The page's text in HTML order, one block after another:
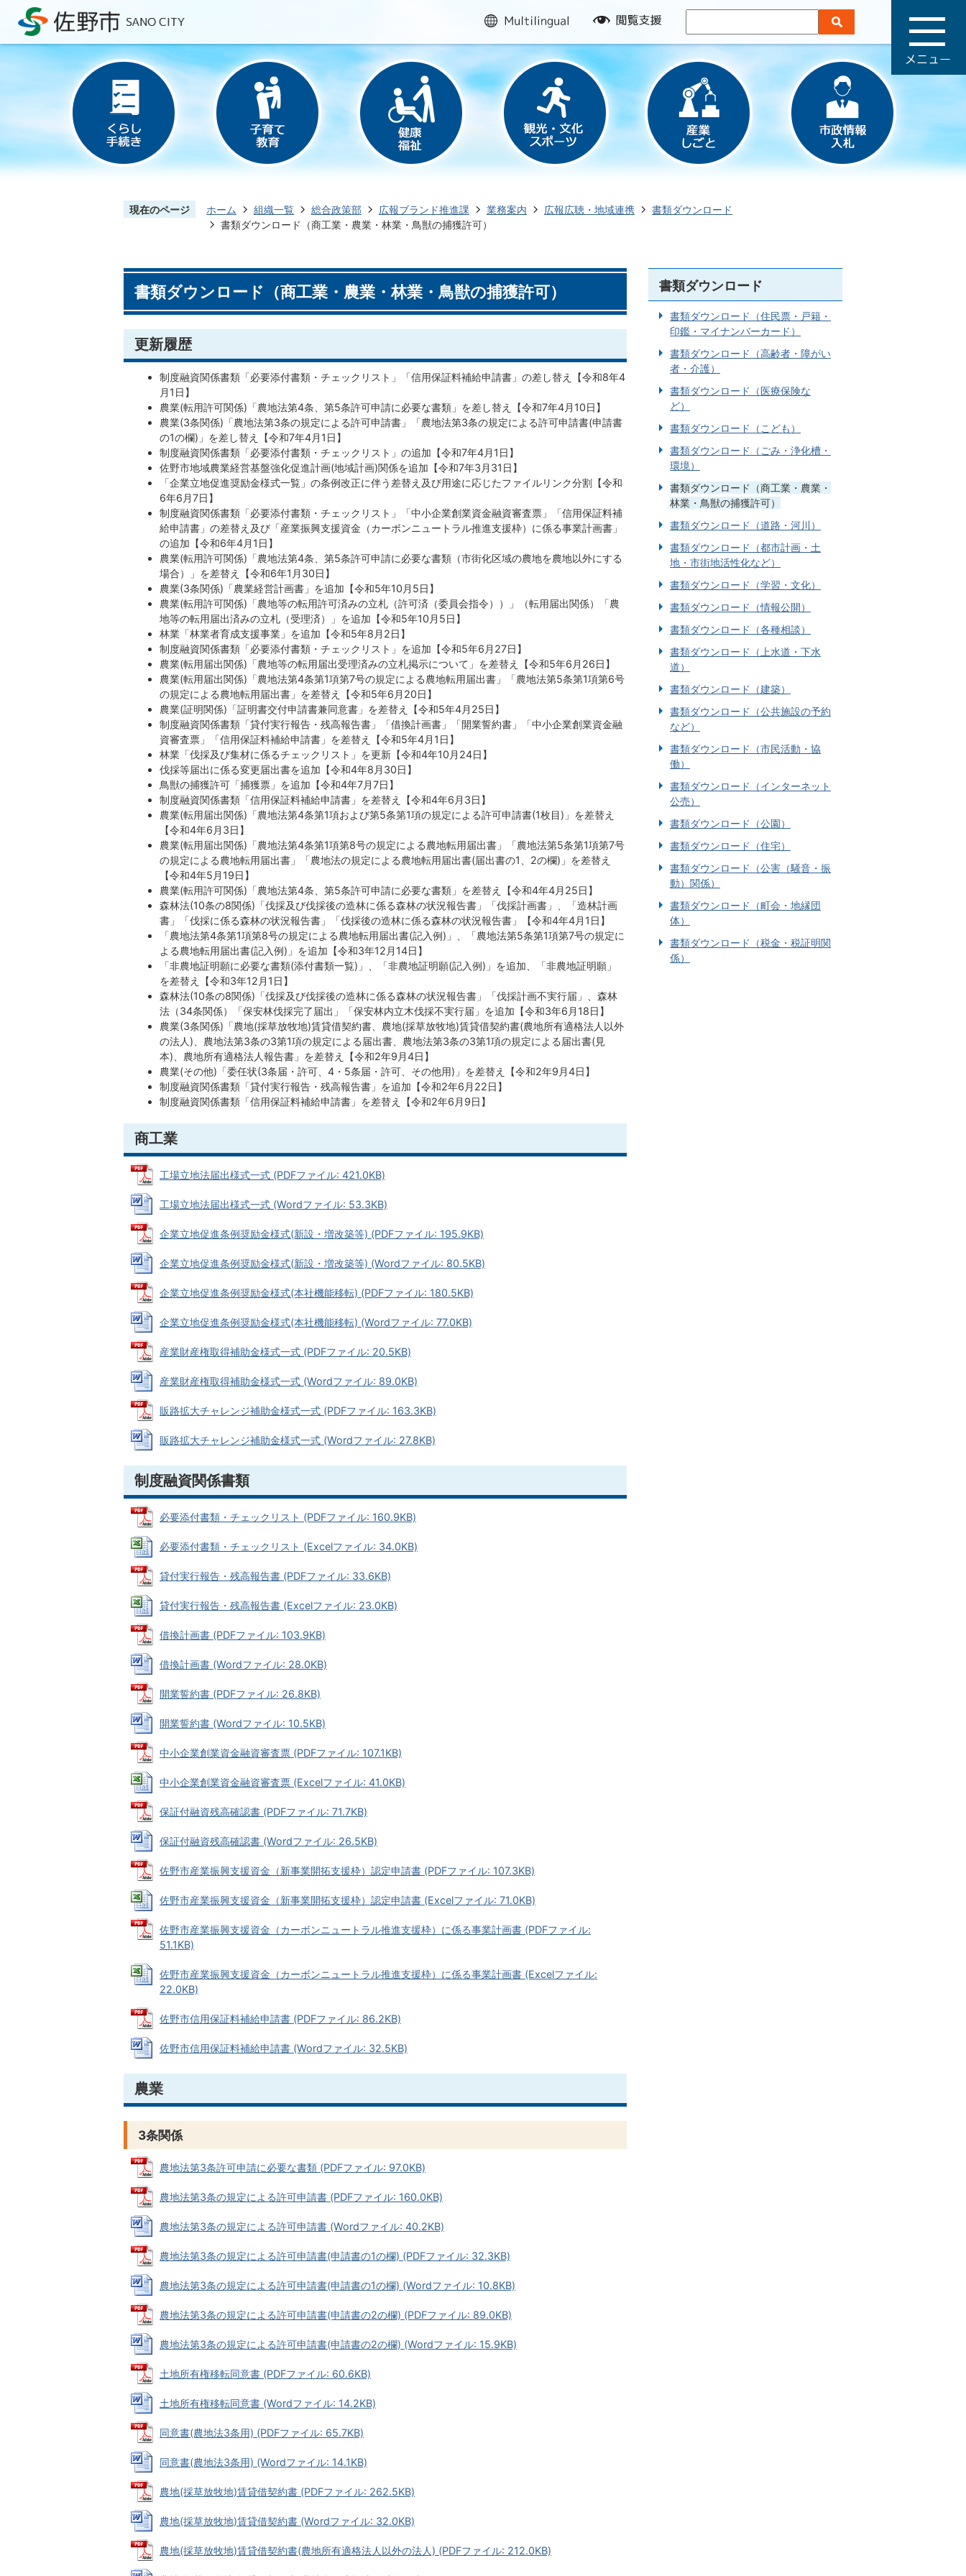
multilingual
閲
援
現在のページ ホーム 組織一覧 総合政策部 広報ブランド推進課 業務案内 広報広聴・地域連携
書類ダウンロード
書類ダウンロード（商工業・農業・林業・鳥獣の捕獲許可）
書類ダウンロード（商工業・農業・林業・鳥獣の捕獲許可）
更新履歴
制度融資関係書類「必要添付書類・チェックリスト」「信用保証料補給申請書」の差し替え【令和8年4
月1日】
農業(転用許可関係)「農地法第4条、第5条許可申請に必要な書類」を差し替え【令和7年4月10日】
農業(3条関係)「農地法第3条の規定による許可申請書」「農地法第3条の規定による許可申請書(申請書
の1の欄)」を差し替え【令和7年4月1日】
制度融資関係書類「必要添付書類・チェックリスト」の追加【令和7年4月1日】
佐野市地域農業経営基盤強化促進計画(地域計画)関係を追加【令和7年3月31日】
「企業立地促進奨励金様式一覧」の条例改正に伴う差替え及び用途に応じたファイルリンク分割【令和
6年6月7日】
制度融資関係書類「必要添付書類・チェックリスト」「中小企業創業資金融資審査票」「信用保証料補
給申請書」の差替え及び「産業振興支援資金（カーボンニュートラル推進支援枠）に係る事業計画書」
の追加【令和6年4月1日】
農業(転用許可関係)「農地法第4条、第5条許可申請に必要な書類（市街化区域の農地を農地以外にする
場合）」を差替え【令和6年1月30日】
農業(3条関係)「農業経営計画書」を追加【令和5年10月5日】
農業(転用許可関係)「農地等の転用許可済みの立札（許可済（委員会指令））」（転用届出関係）「農
地等の転用届出済みの立札（受理済）」を追加【令和5年10月5日】
林業「林業者育成支援事業」を追加【令和5年8月2日】
制度融資関係書類「必要添付書類・チェックリスト」を追加【令和5年6月27日】
農業(転用届出関係)「農地等の転用届出受理済みの立札掲示について」を差替え【令和5年6月26日】
農業(転用届出関係)「農地法第4条第1項第7号の規定による農地転用届出書」「農地法第5条第1項第6号
の規定による農地転用届出書」を差替え【令和5年6月20日】
農業(証明関係)「証明書交付申請書兼同意書」を差替え【令和5年4月25日】
制度融資関係書類「貸付実行報告・残高報告書」「借換計画書」「開業誓約書」「中小企業創業資金融
資審査票」「信用保証料補給申請書」を差替え【令和5年4月1日】
林業「伐採及び集材に係るチェックリスト」を更新【令和4年10月24日】
伐採等届出に係る変更届出書を追加【令和4年8月30日】
鳥獣の捕獲許可「捕獲票」を追加【令和4年7月7日】
制度融資関係書類「信用保証料補給申請書」を差替え【令和4年6月3日】
農業(転用届出関係)「農地法第4条第1項および第5条第1項の規定による許可申請書(1枚目)」を差替え
【令和4年6月3日】
農業(転用届出関係)「農地法第4条第1項第8号の規定による農地転用届出書」「農地法第5条第1項第7号
の規定による農地転用届出書」「農地法の規定による農地転用届出書(届出書の1、2の欄)」を差替え
【令和4年5月19日】
農業(転用許可関係)「農地法第4条、第5条許可申請に必要な書類」を差替え【令和4年4月25日】
森林法(10条の8関係)「伐採及び伐採後の造林に係る森林の状況報告書」「伐採計画書」、「造林計画
書」「伐採に係る森林の状況報告書」「伐採後の造林に係る森林の状況報告書」【令和4年4月1日】
「農地法第4条第1項第8号の規定による農地転用届出書(記入例)」、「農地法第5条第1項第7号の規定に
よる農地転用届出書(記入例)」を追加【令和3年12月14日】
「非農地証明願に必要な書類(添付書類一覧)」、「非農地証明願(記入例)」を追加、「非農地証明願」
を差替え【令和3年12月1日】
森林法(10条の8関係)「伐採及び伐採後の造林に係る森林の状況報告書」「伐採計画不実行届」、森林
法（34条関係）「保安林伐採完了届出」「保安林内立木伐採不実行届」を追加【令和3年6月18日】
農業(3条関係)「農地(採草放牧地)賃貸借契約書、農地(採草放牧地)賃貸借契約書(農地所有適格法人以外
の法人)、農地法第3条の3第1項の規定による届出書、農地法第3条の3第1項の規定による届出書(見
本)、農地所有適格法人報告書」を差替え【令和2年9月4日】
農業(その他)「委任状(3条届・許可、4・5条届・許可、その他用)」を差替え【令和2年9月4日】
制度融資関係書類「貸付実行報告・残高報告書」を追加【令和2年6月22日】
制度融資関係書類「信用保証料補給申請書」を差替え【令和2年6月9日】
商工業
工場立地法届出様式一式 (PDFファイル: 421.0KB)
工場立地法届出様式一式 (Wordファイル: 53.3KB)
企業立地促進条例奨励金様式(新設・増改築等) (PDFファイル: 195.9KB)
企業立地促進条例奨励金様式(新設・増改築等) (Wordファイル: 80.5KB)
企業立地促進条例奨励金様式(本社機能移転) (PDFファイル: 180.5KB)
企業立地促進条例奨励金様式(本社機能移転) (Wordファイル: 77.0KB)
産業財産権取得補助金様式一式 (PDFファイル: 20.5KB)
産業財産権取得補助金様式一式 (Wordファイル: 89.0KB)
販路拡大チャレンジ補助金様式一式 (PDFファイル: 163.3KB)
販路拡大チャレンジ補助金様式一式 (Wordファイル: 27.8KB)
制度融資関係書類
必要添付書類・チェックリスト (PDFファイル: 160.9KB)
必要添付書類・チェックリスト (Excelファイル: 34.0KB)
貸付実行報告・残高報告書 (PDFファイル: 33.6KB)
貸付実行報告・残高報告書 (Excelファイル: 23.0KB)
借換計画書 (PDFファイル: 103.9KB)
借換計画書 (Wordファイル: 28.0KB)
開業誓約書 (PDFファイル: 26.8KB)
開業誓約書 (Wordファイル: 10.5KB)
中小企業創業資金融資審査票 (PDFファイル: 107.1KB)
中小企業創業資金融資審査票 (Excelファイル: 41.0KB)
保証付融資残高確認書 (PDFファイル: 71.7KB)
保証付融資残高確認書 (Wordファイル: 26.5KB)
佐野市産業振興支援資金（新事業開拓支援枠）認定申請書 (PDFファイル: 107.3KB)
佐野市産業振興支援資金（新事業開拓支援枠）認定申請書 (Excelファイル: 71.0KB)
佐野市産業振興支援資金（カーボンニュートラル推進支援枠）に係る事業計画書 (PDFファイル:
51.1KB)
佐野市産業振興支援資金（カーボンニュートラル推進支援枠）に係る事業計画書 (Excelファイル:
22.0KB)
佐野市信用保証料補給申請書 (PDFファイル: 86.2KB)
佐野市信用保証料補給申請書 (Wordファイル: 32.5KB)
農業
3条関係
農地法第3条許可申請に必要な書類 (PDFファイル: 97.0KB)
農地法第3条の規定による許可申請書 (PDFファイル: 160.0KB)
農地法第3条の規定による許可申請書 (Wordファイル: 40.2KB)
農地法第3条の規定による許可申請書(申請書の1の欄) (PDFファイル: 32.3KB)
農地法第3条の規定による許可申請書(申請書の1の欄) (Wordファイル: 10.8KB)
農地法第3条の規定による許可申請書(申請書の2の欄) (PDFファイル: 89.0KB)
農地法第3条の規定による許可申請書(申請書の2の欄) (Wordファイル: 15.9KB)
土地所有権移転同意書 (PDFファイル: 60.6KB)
土地所有権移転同意書 (Wordファイル: 14.2KB)
同意書(農地法3条用) (PDFファイル: 65.7KB)
同意書(農地法3条用) (Wordファイル: 14.1KB)
農地(採草放牧地)賃貸借契約書 (PDFファイル: 262.5KB)
農地(採草放牧地)賃貸借契約書 (Wordファイル: 32.0KB)
農地(採草放牧地)賃貸借契約書(農地所有適格法人以外の法人) (PDFファイル: 212.0KB)
書類ダウンロード
書類ダウンロード（住民票・戸籍・
印鑑・マイナンバーカード）
書類ダウンロード（高齢者・障がい
者・介護）
書類ダウンロード（医療保険な
ど）
書類ダウンロード（こども）
書類ダウンロード（ごみ・浄化槽・
環境）
書類ダウンロード（商工業・農業・
林業・鳥獣の捕獲許可）
書類ダウンロード（道路・河川）
書類ダウンロード（都市計画・土
地・市街地活性化など）
書類ダウンロード（学習・文化）
書類ダウンロード（情報公開）
書類ダウンロード（各種相談）
書類ダウンロード（上水道・下水
道）
書類ダウンロード（建築）
書類ダウンロード（公共施設の予約
など）
書類ダウンロード（市民活動・協
働）
書類ダウンロード（インターネット
公売）
書類ダウンロード（公園）
書類ダウンロード（住宅）
書類ダウンロード（公害（騒音・振
動）関係）
書類ダウンロード（町会・地縁団
体）
書類ダウンロード（税金・税証明関
係）